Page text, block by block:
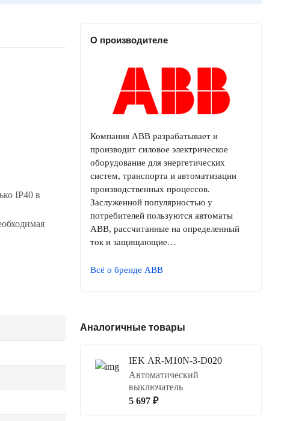
IP40 в
О производителе
Компания ABB разрабатывает и
производит силовое электрическое
оборудование для энергетических
систем, транспорта и автоматизации
производственных процессов.
Заслуженной популярностью у
потребителей пользуются автоматы
ABB, рассчитанные на определенный
ток и защищающие…
Всё о бренде ABB
Аналогичные товары
IEK AR-M10N-3-D020
Автоматический
выключатель
5 697 ₽